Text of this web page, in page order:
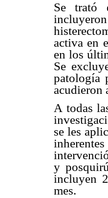
Se trató
activa en
en los
Se
patología
acudieron
A todas
se les
y
incluyen
mes.